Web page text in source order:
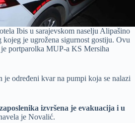
Ibis u sarajevskom naselju Alipašino
je ugrožena sigurnost gostiju. Ovu
portparolka MUP-a KS Mersiha
je određeni kvar na pumpi koja se nalazi
izvršena je evakuacija i u
je Novalić.